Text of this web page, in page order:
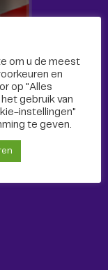
ook via social
om u de meest
en
op "Alles
gebruik van
instellingen"
te geven.